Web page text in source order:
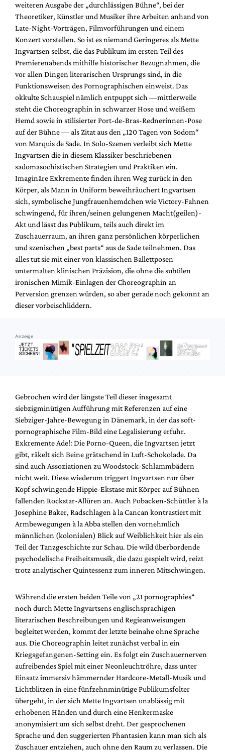
weiteren Ausgabe der „durchlässigen Bühne“, bei der
Theoretiker, Künstler und Musiker ihre Arbeiten anhand von
Late-Night-Vorträgen, Filmvorführungen und einem
Konzert vorstellen. So ist es niemand Geringeres als Mette
Ingvartsen selbst, die das Publikum im ersten Teil des
Premierenabends mithilfe historischer Bezugnahmen, die
vor allen Dingen literarischen Ursprungs sind, in die
Funktionsweisen des Pornographischen einweist. Das
okkulte Schauspiel nämlich entpuppt sich —mittlerweile
steht die Choreographin in schwarzer Hose und weißem
Hemd sowie in stilisierter Port-de-Bras-Rednerinnen-Pose
auf der Bühne — als Zitat aus den „120 Tagen von Sodom“
von Marquis de Sade. In Solo-Szenen verleibt sich Mette
Ingvartsen die in diesem Klassiker beschriebenen
sadomasochistischen Strategien und Praktiken ein.
Imaginäre Exkremente finden ihren Weg zurück in den
Körper, als Mann in Uniform beweihräuchert Ingvartsen
sich, symbolische Jungfrauenhemdchen wie Victory-Fahnen
schwingend, für ihren/seinen gelungenen Macht(geilen)-
Akt und lässt das Publikum, teils auch direkt im
Zuschauerraum, an ihren ganz persönlichen körperlichen
und szenischen „best parts“ aus de Sade teilnehmen. Das
alles tut sie mit einer von klassischen Ballettposen
untermalten klinischen Präzision, die ohne die subtilen
ironischen Mimik-Einlagen der Choreographin an
Perversion grenzen würden, so aber gerade noch gekonnt an
dieser vorbeischliddern.
Anzeige
Gebrochen wird der längste Teil dieser insgesamt
siebzigminütigen Aufführung mit Referenzen auf eine
Siebziger-Jahre-Bewegung in Dänemark, in der das soft-
pornographische Film-Bild eine Legalisierung erfuhr.
Exkremente Ade!: Die Porno-Queen, die Ingvartsen jetzt
gibt, räkelt sich Beine grätschend in Luft-Schokolade. Da
sind auch Assoziationen zu Woodstock-Schlammbädern
nicht weit. Diese wiederum triggert Ingvartsen nur über
Kopf schwingende Hippie-Ekstase mit Körper auf Bühnen
fallenden Rockstar-Allüren an. Auch Pobacken-Schüttler à la
Josephine Baker, Radschlagen à la Cancan kontrastiert mit
Armbewegungen à la Abba stellen den vornehmlich
männlichen (kolonialen) Blick auf Weiblichkeit hier als ein
Teil der Tanzgeschichte zur Schau. Die wild überbordende
psychodelische Freiheitsmusik, die dazu gespielt wird, reizt
trotz analytischer Quintessenz zum inneren Mitschwingen.
Während die ersten beiden Teile von „21 pornographies“
noch durch Mette Ingvartsens englischsprachigen
literarischen Beschreibungen und Regieanweisungen
begleitet werden, kommt der letzte beinahe ohne Sprache
aus. Die Choreographin leitet zunächst verbal in ein
Kriegsgefangenen-Setting ein. Es folgt ein Zuschauernerven
aufreibendes Spiel mit einer Neonleuchtröhre, dass unter
Einsatz immersiv hämmernder Hardcore-Metall-Musik und
Lichtblitzen in eine fünfzehnminütige Publikumsfolter
übergeht, in der sich Mette Ingvartsen unablässig mit
erhobenen Händen und durch eine Henkermaske
anonymisiert um sich selbst dreht. Der gesprochenen
Sprache und den suggerierten Phantasien kann man sich als
Zuschauer entziehen, auch ohne den Raum zu verlassen. Die